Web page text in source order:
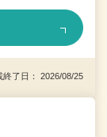
了日： 2026/08/25